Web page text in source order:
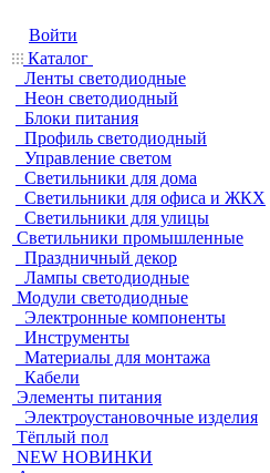
Войти
Каталог
Ленты светодиодные
Неон светодиодный
Блоки питания
Профиль светодиодный
Управление светом
Светильники для дома
Светильники для офиса и ЖКХ
Светильники для улицы
Светильники промышленные
Праздничный декор
Лампы светодиодные
Модули светодиодные
Электронные компоненты
Инструменты
Материалы для монтажа
Кабели
Элементы питания
Электроустановочные изделия
Тёплый пол
NEW НОВИНКИ